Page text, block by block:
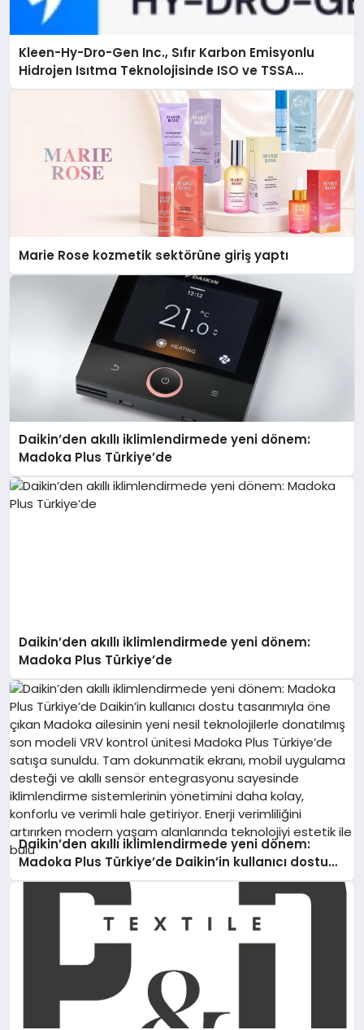
Kleen-Hy-Dro-Gen Inc., Sıfır Karbon Emisyonlu
Hidrojen Isıtma Teknolojisinde ISO ve TSSA
Düzenleyici Onaylarını Aldı
Marie Rose kozmetik sektörüne giriş yaptı
Daikin’den akıllı iklimlendirmede yeni dönem:
Madoka Plus Türkiye’de
Daikin’den akıllı iklimlendirmede yeni dönem:
Madoka Plus Türkiye’de
Daikin’den akıllı iklimlendirmede yeni dönem:
Madoka Plus Türkiye’de Daikin’in kullanıcı dostu
tasarımıyla öne çıkan Madoka ailesinin yeni nesil
teknolojilerle donatılmış son modeli VRV kontrol
ünitesi Madoka Plus Türkiye’de satışa sunuldu.
Tam dokunmatik ekranı, mobil uygulama desteği
iklimlendirme sistemlerinin yönetimini daha kolay,
konforlu ve verimli hale getiriyor. Enerji verimliliğini
artırırken modern yaşam alanlarında teknolojiyi